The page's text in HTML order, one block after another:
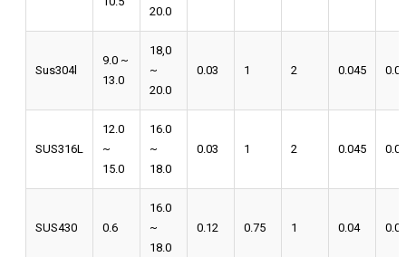
20.0
Sus304l
9.0 ~
13.0
18,0
~
20.0
0.03 1 2 0.045 0.03
SUS316L
12.0
~
15.0
16.0
~
18.0
0.03 1 2 0.045 0.03
SUS430 0.6
16.0
~
18.0
0.12 0.75 1 0.04 0.03